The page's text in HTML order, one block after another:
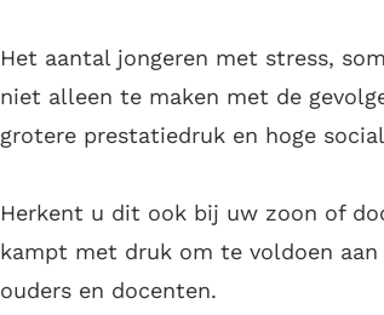
Het aantal jongeren met stress,
niet alleen te maken met de
grotere prestatiedruk en hoge
Herkent u dit ook bij uw zoon of
kampt met druk om te voldoen
ouders en docenten.